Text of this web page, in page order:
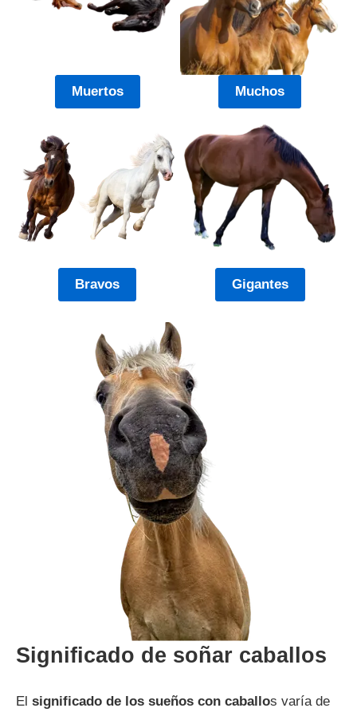
Muertos Muchos
Bravos Gigantes
Significado de soñar caballos
El significado de los sueños con caballos varía de